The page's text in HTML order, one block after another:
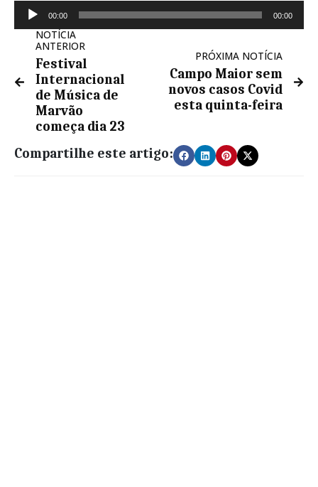
Reprodutor
de
áudio
00:00 00:00
NOTÍCIA
ANTERIOR
Festival
Internacional
de Música de
Marvão
começa dia 23
PRÓXIMA NOTÍCIA
Campo Maior sem
novos casos Covid
esta quinta-feira
Compartilhe este artigo: